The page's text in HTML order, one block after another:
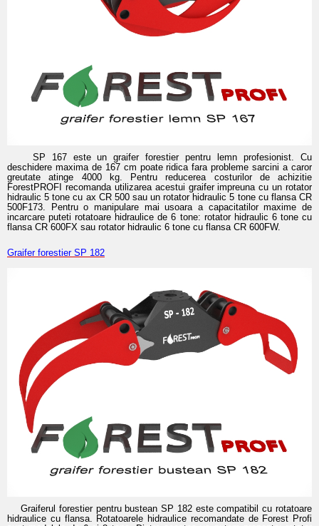
SP 167 este un graifer forestier pentru lemn profesionist. Cu
deschidere maxima de 167 cm poate ridica fara probleme sarcini a caror
greutate atinge 4000 kg. Pentru reducerea costurilor de achizitie
ForestPROFI recomanda utilizarea acestui graifer impreuna cu un rotator
hidraulic 5 tone cu ax CR 500 sau un rotator hidraulic 5 tone cu flansa CR
500F173. Pentru o manipulare mai usoara a capacitatilor maxime de
incarcare puteti rotatoare hidraulice de 6 tone: rotator hidraulic 6 tone cu
flansa CR 600FX sau rotator hidraulic 6 tone cu flansa CR 600FW.
Graifer forestier SP 182
Graiferul forestier pentru bustean SP 182 este compatibil cu rotatoare
hidraulice cu flansa. Rotatoarele hidraulice recomandate de Forest Profi